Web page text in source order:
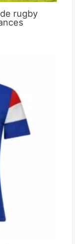
rugby